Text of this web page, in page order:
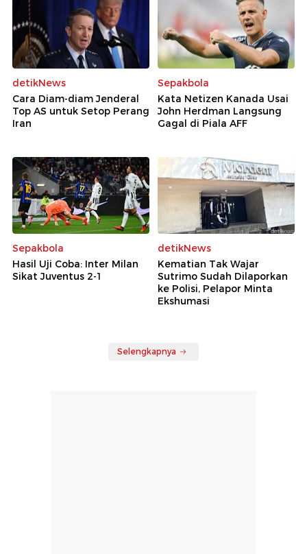
detikNews
Cara Diam-diam Jenderal
Top AS untuk Setop Perang
Iran
Sepakbola
Kata Netizen Kanada Usai
John Herdman Langsung
Gagal di Piala AFF
Sepakbola
Hasil Uji Coba: Inter Milan
Sikat Juventus 2-1
detikNews
Kematian Tak Wajar
Sutrimo Sudah Dilaporkan
ke Polisi, Pelapor Minta
Ekshumasi
Selengkapnya